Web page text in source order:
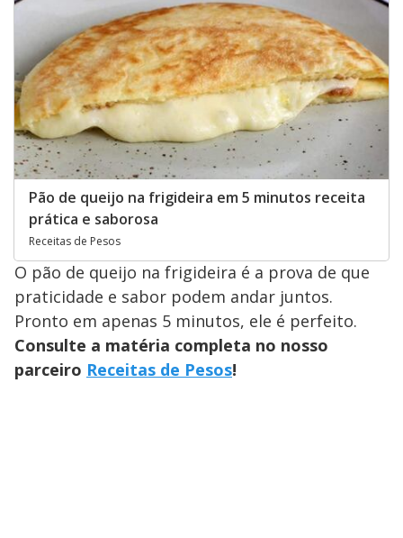
Pão de queijo na frigideira em 5 minutos receita
prática e saborosa
Receitas de Pesos
O pão de queijo na frigideira é a prova de que
praticidade e sabor podem andar juntos.
Pronto em apenas 5 minutos, ele é perfeito.
Consulte a matéria completa no nosso
parceiro Receitas de Pesos!